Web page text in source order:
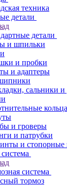
техника
детали
детали
и шпильки
и пробки
и адаптеры
сальники и
кольца
и гроверы
и патрубки
и стопорные
система
тормоз